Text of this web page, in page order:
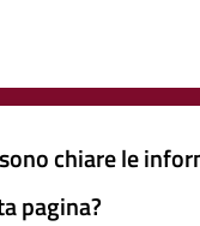
chiare le
pagina?